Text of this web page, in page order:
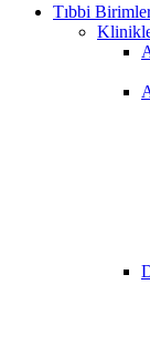
Tıbbi